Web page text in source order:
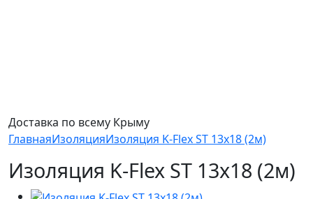
Доставка по всему Крыму
ГлавнаяИзоляцияИзоляция K-Flex ST 13х18 (2м)
Изоляция K-Flex ST 13х18 (2м)